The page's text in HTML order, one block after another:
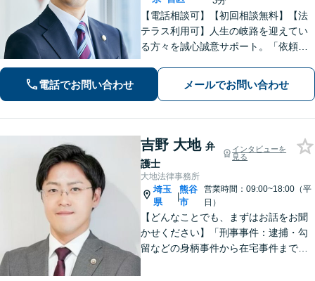
【電話相談可】【初回相談無料】【法
テラス利用可】人生の岐路を迎えてい
る方々を誠心誠意サポート。「依頼者
女問題／借金問題／相続／企業法務／
刑事事件／交通事故／労働問題など、
電話でお問い合わせ メールでお問い合わせ
吉野 大地 弁
護士
インタビューを
見る
大地法律事務所
埼玉
県
|
熊谷
市
営業時間：09:00~18:00（平
日）
【どんなことでも、まずはお話をお聞
かせください】「刑事事件：逮捕・勾
留などの身柄事件から在宅事件まで、